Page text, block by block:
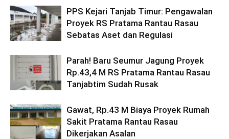
PPS Kejari Tanjab Timur: Pengawalan
Proyek RS Pratama Rantau Rasau
Sebatas Aset dan Regulasi
Parah! Baru Seumur Jagung Proyek
Rp.43,4 M RS Pratama Rantau Rasau
Tanjabtim Sudah Rusak
Gawat, Rp.43 M Biaya Proyek Rumah
Sakit Pratama Rantau Rasau
Dikerjakan Asalan